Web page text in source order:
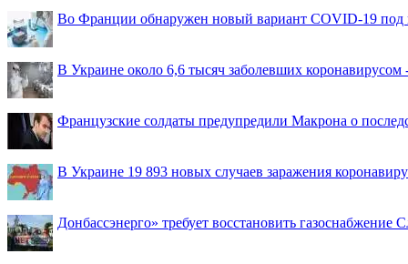
Во Франции обнаружен новый вариант COVID-19 под
В Украине около 6,6 тысяч заболевших коронавирусом
Французские солдаты предупредили Макрона о
В Украине 19 893 новых случаев заражения
Донбассэнерго» требует восстановить газоснабжение